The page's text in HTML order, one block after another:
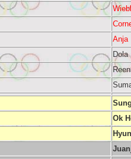
Anja
Dola
Ok